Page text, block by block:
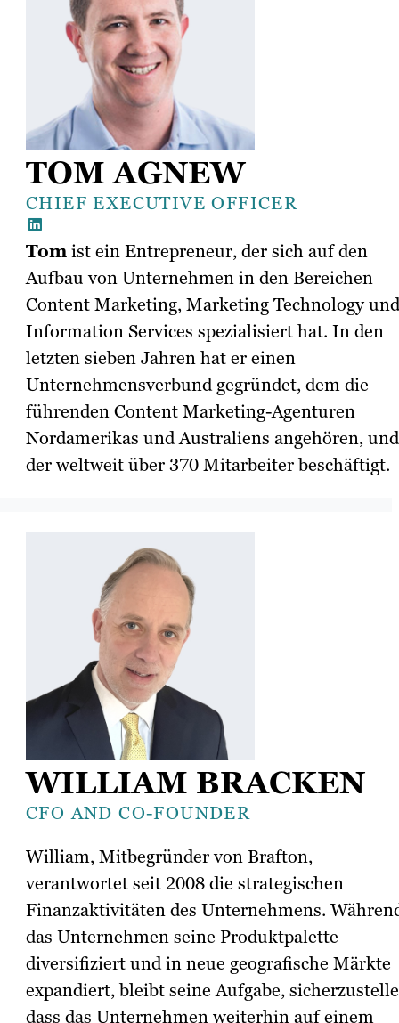
TOM AGNEW
CHIEF EXECUTIVE OFFICER
Tomist ein Entrepreneur, der sich auf den
Aufbau von Unternehmen in den Bereichen
Content Marketing, Marketing Technology und
Information Services spezialisiert hat. In den
letzten sieben Jahren hat er einen
Unternehmensverbund gegründet, dem die
führenden Content Marketing-Agenturen
Nordamerikas und Australiens angehören, und
der weltweit über 370 Mitarbeiter beschäftigt.
WILLIAM BRACKEN
CFO AND CO-FOUNDER
William, Mitbegründer von Brafton,
verantwortet seit 2008 die strategischen
Finanzaktivitäten des Unternehmens.
das Unternehmen seine Produktpalette
diversifiziert und in neue geografische Märkte
expandiert, bleibt seine Aufgabe,
dass das Unternehmen weiterhin auf einem